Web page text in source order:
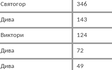
Святогор 346
Дива 143
Виктори 124
Дива 72
Дива 49